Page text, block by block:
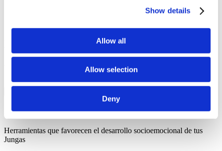
Show details
Allow all
Allow selection
Deny
A simple vista, Junga y LiveSchool pueden parecer similares, pero
plataformas sean rivales en el mercado, no competidoras. Todos los
derechos de autor y marcas registradas pertenecen a sus respectivos
Junga
Herramientas que favorecen el desarrollo socioemocional de tus
Jungas